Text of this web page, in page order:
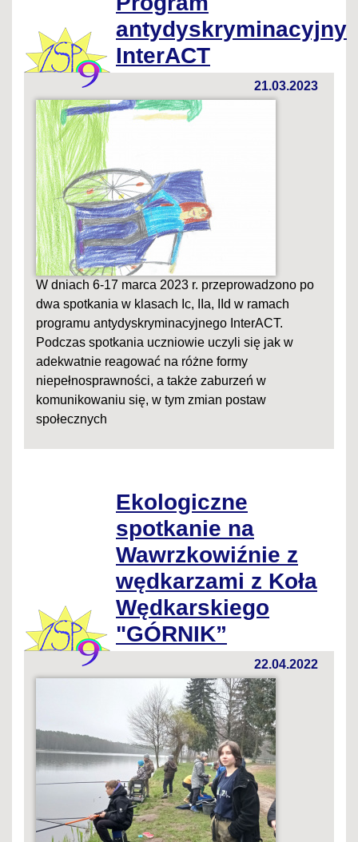
antydyskryminacyjny
InterACT
21.03.2023
W dniach 6-17 marca 2023 r. przeprowadzono po
dwa spotkania w klasach Ic, IIa, IId w ramach
programu antydyskryminacyjnego InterACT.
Podczas spotkania uczniowie uczyli się jak w
adekwatnie reagować na różne formy
niepełnosprawności, a także zaburzeń w
komunikowaniu się, w tym zmian postaw
społecznych
Ekologiczne
spotkanie na
Wawrzkowiźnie z
wędkarzami z Koła
Wędkarskiego
"GÓRNIK”
22.04.2022